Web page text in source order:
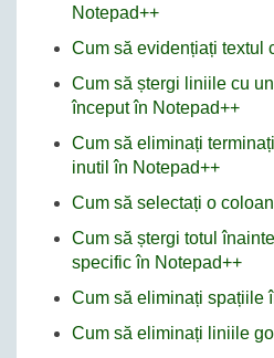
Notepad++
Cum să evidențiați textul
Cum să ștergi liniile cu
început în Notepad++
Cum să eliminați
inutil în Notepad++
Cum să selectați o
Cum să ștergi totul
specific în Notepad++
Cum să eliminați spațiile
Cum să eliminați liniile